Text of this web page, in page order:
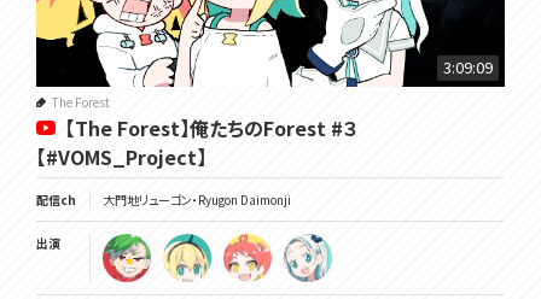
3:09:09
The Forest
【The Forest】俺たちのForest #３
【#VOMS_Project】
配信ch 大門地リューゴン・Ryugon Daimonji
出演